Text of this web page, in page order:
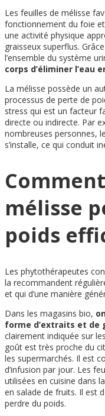
Les feuilles de mélisse
fonctionnement du foie
une activité physique
graisseux superflus.
l’ensemble du système
corps d’éliminer l’eau
La mélisse possède un
processus de perte de
stress qui est un facteur
directe ou indirecte. Par
nombreuses personnes,
s’installe, ce qui conduit
mélisse
poids
Les phytothérapeutes
la recommandent
et qui d’une manière
Dans les magasins bio,
forme d’extraits et de
clairement indiquée sur
goût est très proche du
les supermarchés. Il est
d’infusion par jour. Les
utilisées en cuisine dans
en salade de fruits. Il est
perdre du poids.